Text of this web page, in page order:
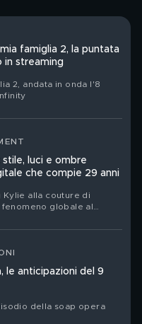
famiglia 2, la puntata
in streaming
2, andata in onda l'8
stile, luci e ombre
che compie 29 anni
Kylie alla couture di
globale al
ha trasformato la propria
le anticipazioni del 9
della soap opera